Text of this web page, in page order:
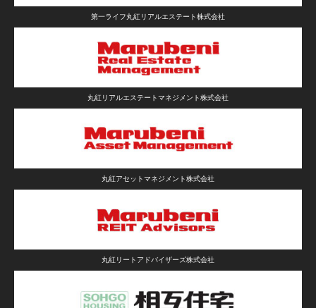
第一ライフ丸紅リアルエステート株式会社
丸紅リアルエステートマネジメント株式会社
丸紅アセットマネジメント株式会社
丸紅リートアドバイザーズ株式会社